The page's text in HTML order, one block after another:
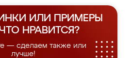
ИЛИ ПРИМЕРЫ
ЧТО НРАВИТСЯ?
— сделаем также или
лучше!